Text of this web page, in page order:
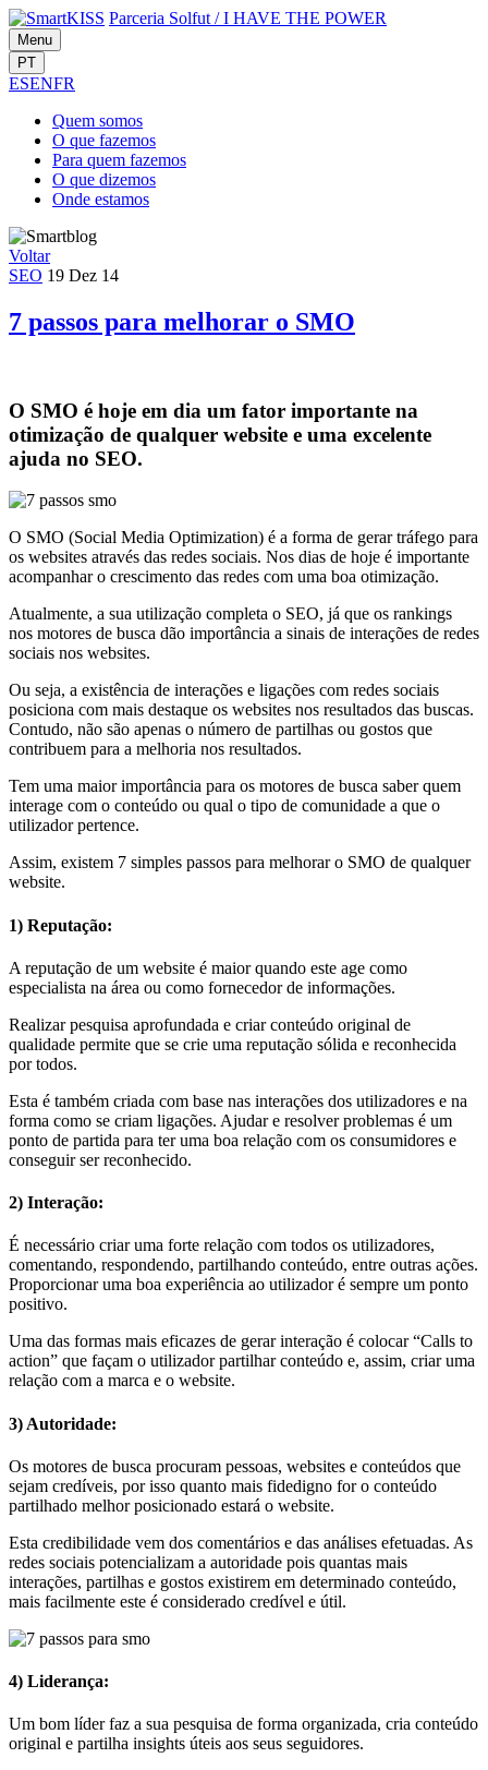
Parceria Solfut /I HAVE THE POWER
Menu
PT
ESENFR
Quem somos
O que fazemos
Para quem fazemos
O que dizemos
Onde estamos
Voltar
SEO 19 Dez 14
7 passos para melhorar o SMO
O SMO é hoje em dia um fator importante na
otimização de qualquer website e uma excelente
ajuda no SEO.
O SMO (Social Media Optimization) é a forma de gerar tráfego para
os websites através das redes sociais. Nos dias de hoje é importante
acompanhar o crescimento das redes com uma boa otimização.
Atualmente, a sua utilização completa o SEO, já que os rankings
nos motores de busca dão importância a sinais de interações de redes
sociais nos websites.
Ou seja, a existência de interações e ligações com redes sociais
posiciona com mais destaque os websites nos resultados das buscas.
Contudo, não são apenas o número de partilhas ou gostos que
contribuem para a melhoria nos resultados.
Tem uma maior importância para os motores de busca saber quem
interage com o conteúdo ou qual o tipo de comunidade a que o
utilizador pertence.
Assim, existem 7 simples passos para melhorar o SMO de qualquer
website.
1) Reputação:
A reputação de um website é maior quando este age como
especialista na área ou como fornecedor de informações.
Realizar pesquisa aprofundada e criar conteúdo original de
qualidade permite que se crie uma reputação sólida e reconhecida
por todos.
Esta é também criada com base nas interações dos utilizadores e na
forma como se criam ligações. Ajudar e resolver problemas é um
ponto de partida para ter uma boa relação com os consumidores e
conseguir ser reconhecido.
2) Interação:
É necessário criar uma forte relação com todos os utilizadores,
comentando, respondendo, partilhando conteúdo, entre outras ações.
Proporcionar uma boa experiência ao utilizador é sempre um ponto
positivo.
Uma das formas mais eficazes de gerar interação é colocar “Calls to
action” que façam o utilizador partilhar conteúdo e, assim, criar uma
relação com a marca e o website.
3) Autoridade:
Os motores de busca procuram pessoas, websites e conteúdos que
sejam credíveis, por isso quanto mais fidedigno for o conteúdo
partilhado melhor posicionado estará o website.
Esta credibilidade vem dos comentários e das análises efetuadas. As
redes sociais potencializam a autoridade pois quantas mais
interações, partilhas e gostos existirem em determinado conteúdo,
mais facilmente este é considerado credível e útil.
4) Liderança:
Um bom líder faz a sua pesquisa de forma organizada, cria conteúdo
original e partilha insights úteis aos seus seguidores.